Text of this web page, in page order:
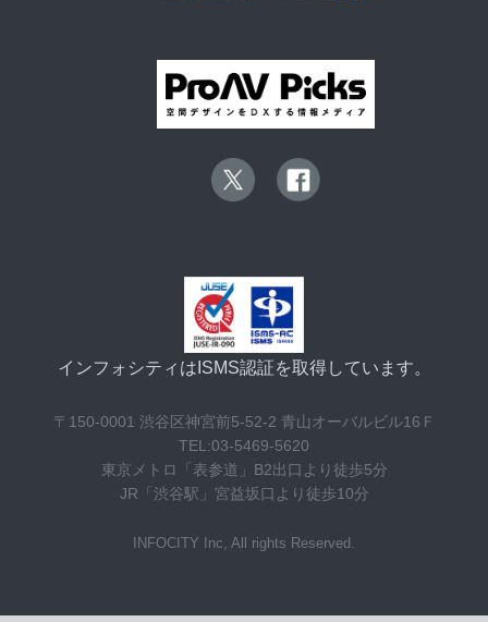
インフォシティはISMS認証を取得しています。
〒150-0001 渋谷区神宮前5-52-2 青山オーバルビル16Ｆ
TEL:03-5469-5620
東京メトロ「表参道」B2出口より徒歩5分
JR「渋谷駅」宮益坂口より徒歩10分
INFOCITY Inc, All rights Reserved.